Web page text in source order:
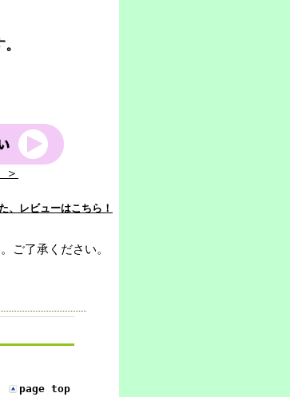
＞
、レビューはこちら！
ご了承ください。
page top